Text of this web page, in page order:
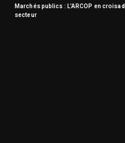
Marchés publics : L’ARCOP en
secteur